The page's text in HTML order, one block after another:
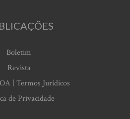
Boletim
Revista
| Termos Jurídicos
de Privacidade